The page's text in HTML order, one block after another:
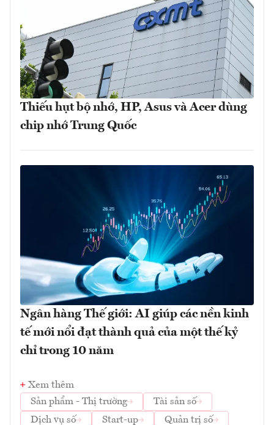
Thiếu hụt bộ nhớ, HP, Asus và Acer dùng
chip nhớ Trung Quốc
Ngân hàng Thế giới: AI giúp các nền kinh
tế mới nổi đạt thành quả của một thế kỷ
chỉ trong 10 năm
Xem thêm
Sản phẩm - Thị trường
Tài sản số
Dịch vụ số
Start-up Quản trị số